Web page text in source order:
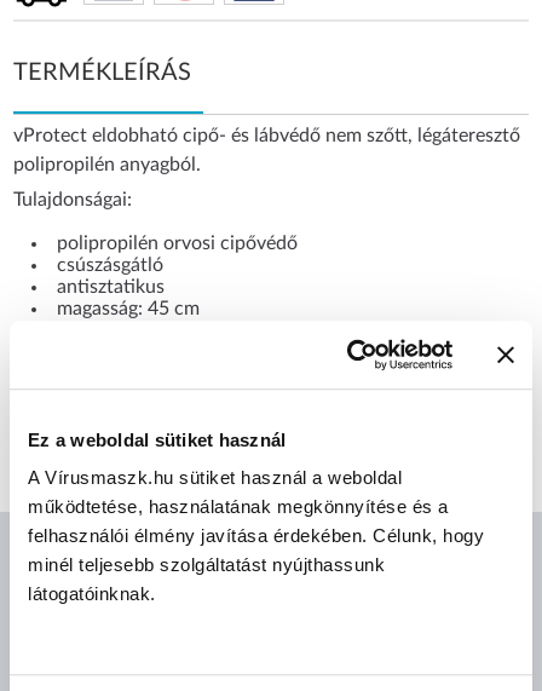
Ez a weboldal sütiket használ
A Vírusmaszk.hu sütiket használ a weboldal
működtetése, használatának megkönnyítése és a
felhasználói élmény javítása érdekében. Célunk, hogy
minél teljesebb szolgáltatást nyújthassunk
látogatóinknak.
TERMÉKLEÍRÁS
vProtect eldobható cipő- és lábvédő nem szőtt, légáteresztő
polipropilén anyagból.
Tulajdonságai:
polipropilén orvosi cipővédő
csúszásgátló
antisztatikus
magasság: 45 cm
Fehér
AJÁNLOTT TERMÉKEK